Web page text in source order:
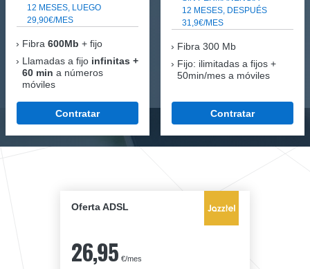
12 MESES, LUEGO
29,90€/MES
Fibra 600Mb + fijo
Llamadas a fijo infinitas +
60 min a números
móviles
Contratar
12 MESES, DESPUÉS
31,9€/MES
Fibra 300 Mb
Fijo: ilimitadas a fijos +
50min/mes a móviles
Contratar
Oferta ADSL
26,95 €/mes